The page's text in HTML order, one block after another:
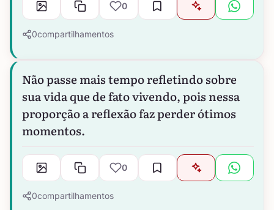
0
0compartilhamentos
Não passe mais tempo refletindo sobre
sua vida que de fato vivendo, pois nessa
proporção a reflexão faz perder ótimos
momentos.
0
0compartilhamentos